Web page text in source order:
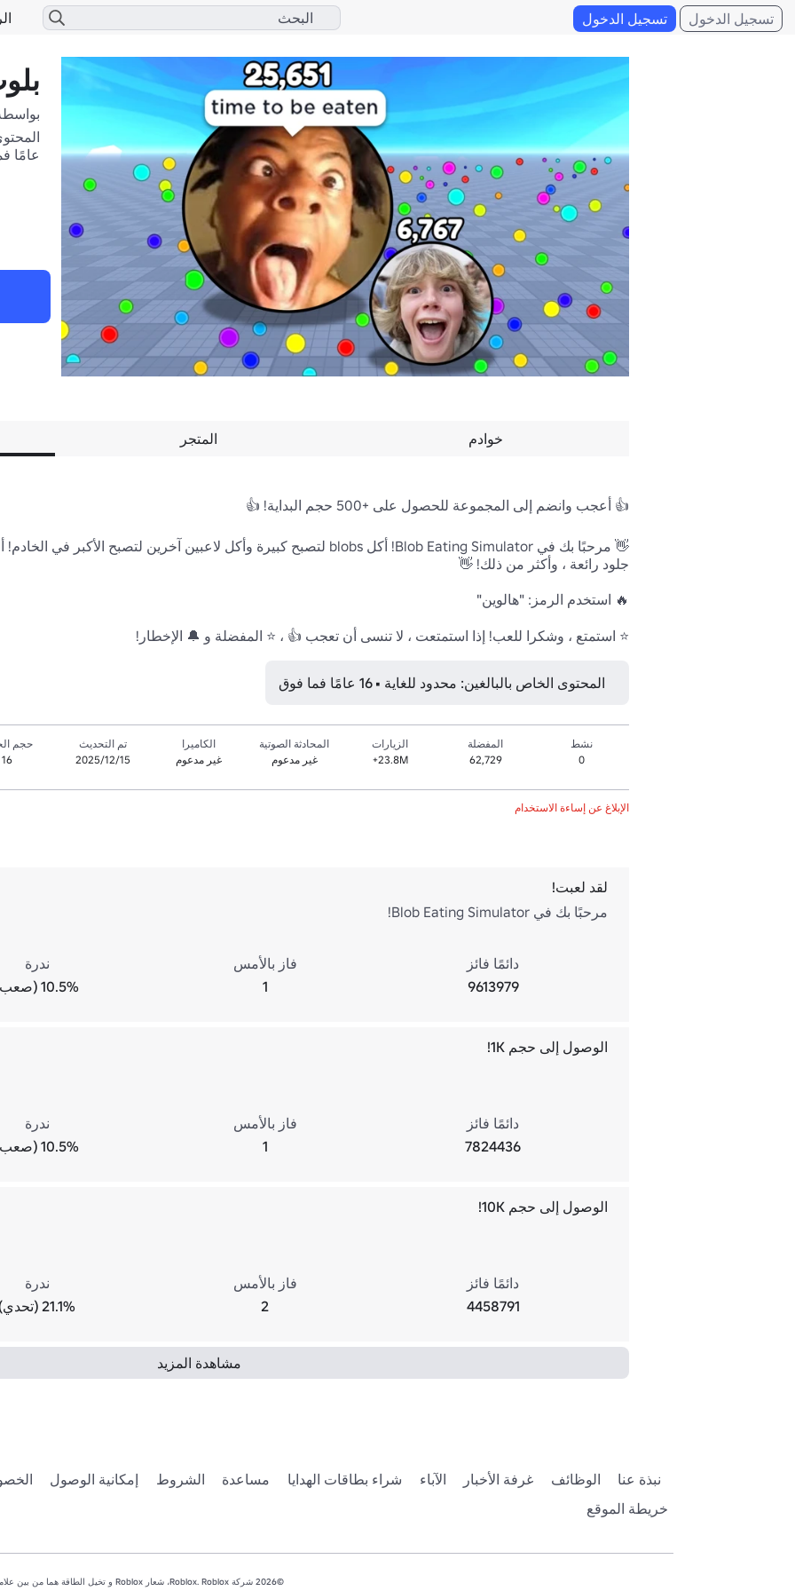
تسجيل الدخول تسجيل الدخول
عامًا
المتجر خوادم
⭐ استمتع ، وشكرا للعب! إذا استمتعت ، لا تنسى أن تعجب 👍 ، ⭐ المفضلة و 🔔 الإخطار!
المحتوى الخاص بالبالغين: محدود للغاية • 16 عامًا فما فوق
نشط
0
المفضلة
62,729
الزيارات
23.8M+
المحادثة الصوتية
غير مدعوم
الكاميرا
غير مدعوم
تم التحديث
15‏/12‏/2025
حجم
16
الإبلاغ عن إساءة الاستخدام
لقد لعبت!
مرحبًا بك في Blob Eating Simulator!
ندرة
10.5% (صعب)
فاز بالأمس
1
دائمًا فائز
9613979
الوصول إلى حجم 1K!
ندرة
10.5% (صعب)
فاز بالأمس
1
دائمًا فائز
7824436
الوصول إلى حجم 10K!
ندرة
21.1% (تحدي)
فاز بالأمس
2
دائمًا فائز
4458791
مشاهدة المزيد
نبذة عنا الوظائف غرفة الأخبار الآباء شراء بطاقات الهدايا مساعدة الشروط إمكانية الوصول
خريطة الموقع
©2026 شركة Roblox. Roblox، شعار Roblox و تخيل الطاقة هما من بين علاماتنا التجارية المسجلة وغير المسجلة في الولايات المتحدة وبلدان أخرى.